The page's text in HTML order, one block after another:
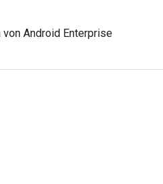
Android Enterprise